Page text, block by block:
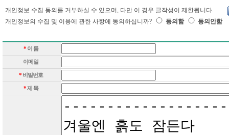
개인정보 수집 동의를 거부하실 수 있으며, 다만 이 경우 글작성이 제한됩니다.
개인정보의 수집 및 이용에 관한 사항에 동의하십니까?
동의함 동의안함
*이 름
이메일
*비밀번호
*제 목